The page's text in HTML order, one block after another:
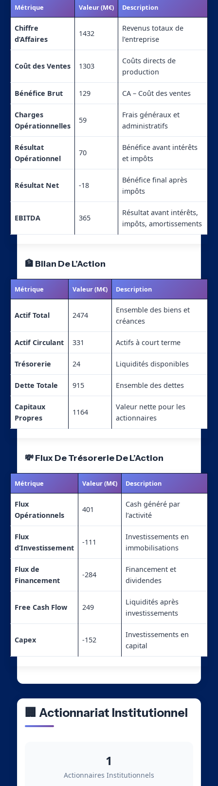
Métrique Valeur (M€) Description
Chiffre
d’Affaires
1432
Revenus totaux de
l’entreprise
Coût des Ventes 1303
Coûts directs de
production
Bénéfice Brut 129 CA – Coût des ventes
Charges
Opérationnelles
59
Frais généraux et
administratifs
Résultat
Opérationnel
70
Bénéfice avant intérêts
et impôts
Résultat Net -18
Bénéfice final après
impôts
EBITDA 365
Résultat avant intérêts,
impôts, amortissements
🏦 Bilan De L’Action
Métrique Valeur (M€) Description
Actif Total 2474
Ensemble des biens et
créances
Actif Circulant 331 Actifs à court terme
Trésorerie 24 Liquidités disponibles
Dette Totale 915 Ensemble des dettes
Capitaux
Propres
1164
Valeur nette pour les
actionnaires
💸 Flux De Trésorerie De L’Action
Métrique Valeur (M€) Description
Flux
Opérationnels
401
Cash généré par
l’activité
Flux
d’Investissement
-111
Investissements en
immobilisations
Flux de
Financement
-284
Financement et
dividendes
Free Cash Flow 249
Liquidités après
investissements
Capex -152
Investissements en
capital
🏢 Actionnariat Institutionnel
1
Actionnaires Institutionnels